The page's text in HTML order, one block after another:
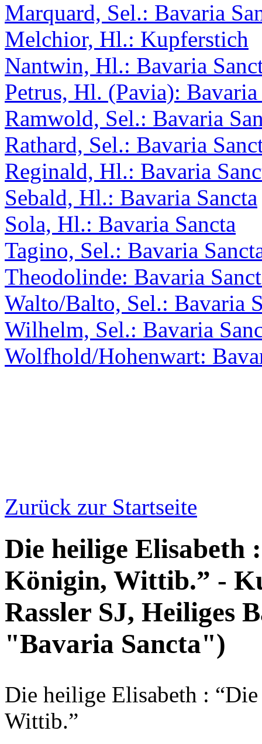
Marquard, Sel.: Bavaria
Melchior, Hl.: Kupferstich
Nantwin, Hl.: Bavaria
Petrus, Hl. (Pavia): Bavaria
Ramwold, Sel.: Bavaria
Rathard, Sel.: Bavaria
Reginald, Hl.: Bavaria
Sebald, Hl.: Bavaria Sancta
Sola, Hl.: Bavaria Sancta
Tagino, Sel.: Bavaria
Theodolinde: Bavaria
Walto/Balto, Sel.: Bavaria
Wilhelm, Sel.: Bavaria
Wolfhold/Hohenwart:
Zurück zur Startseite
Die heilige Elisabeth
Königin, Wittib.” -
Rassler SJ, Heiliges
"Bavaria Sancta")
Die heilige Elisabeth :
Wittib.”